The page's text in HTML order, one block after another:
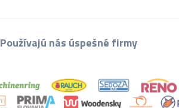
Používajú nás úspešné firmy